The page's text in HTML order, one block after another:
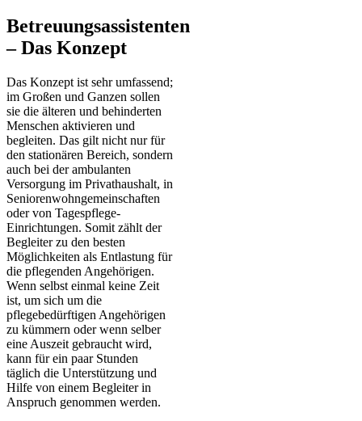
Betreuungsassistenten
– Das Konzept
Das Konzept ist sehr umfassend;
im Großen und Ganzen sollen
sie die älteren und behinderten
Menschen aktivieren und
begleiten. Das gilt nicht nur für
den stationären Bereich, sondern
auch bei der ambulanten
Versorgung im Privathaushalt, in
Seniorenwohngemeinschaften
oder von Tagespflege-
Einrichtungen. Somit zählt der
Begleiter zu den besten
Möglichkeiten als Entlastung für
die pflegenden Angehörigen.
Wenn selbst einmal keine Zeit
ist, um sich um die
pflegebedürftigen Angehörigen
zu kümmern oder wenn selber
eine Auszeit gebraucht wird,
kann für ein paar Stunden
täglich die Unterstützung und
Hilfe von einem Begleiter in
Anspruch genommen werden.